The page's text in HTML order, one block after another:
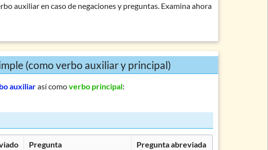
auxiliar en caso de negaciones y preguntas. Examina ahora
(como verbo auxiliar y principal)
auxiliarasí comoverbo principal:
Pregunta
Pregunta abreviada